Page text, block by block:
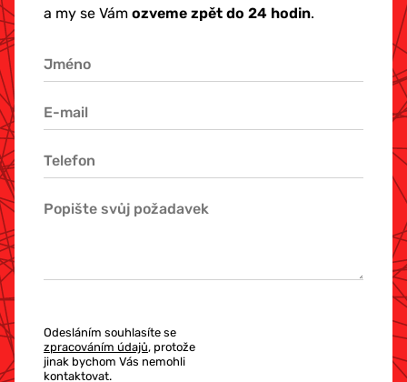
a my se Vám ozveme zpět do 24 hodin.
Odesláním souhlasíte se
zpracováním údajů, protože
jinak bychom Vás nemohli
kontaktovat.